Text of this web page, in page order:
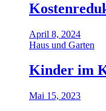
April 8, 2024
Haus und Garten
Kinder im
Mai 15, 2023